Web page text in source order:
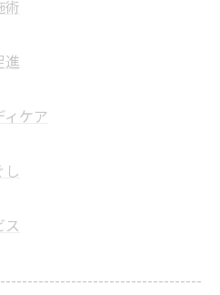
術
進
ケア
し
ス